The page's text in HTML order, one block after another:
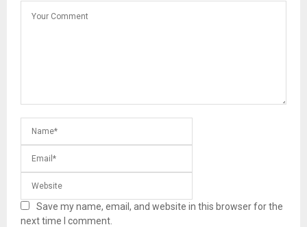
Save my name, email, and website in this browser for the
next time I comment.